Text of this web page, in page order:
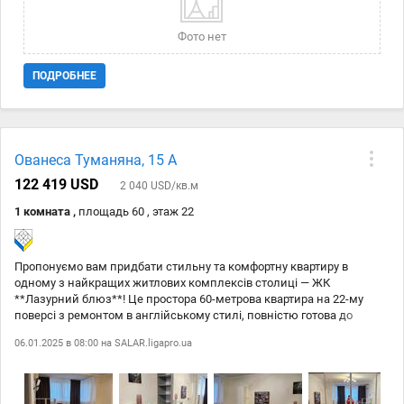
Фото нет
ПОДРОБНЕЕ
Ованеса Туманяна, 15 А
122 419 USD
2 040 USD/кв.м
1 комната , площадь 60 , этаж 22
Пропонуємо вам придбати стильну та комфортну квартиру в
одному з найкращих житлових комплексів столиці — ЖК
**Лазурний блюз**! Це простора 60-метрова квартира на 22-му
поверсі з ремонтом в англійському стилі, повністю готова до
побутовою технікою, що дозволяє вам відразу насолоджуватись
тепла та затишна, з чудовими видами на канал та Лавру. Вікна
виходять на тиху та спокійну сторону, що гарантує вам спокій та
06.01.2025 в 08:00 на SALAR.ligapro.ua